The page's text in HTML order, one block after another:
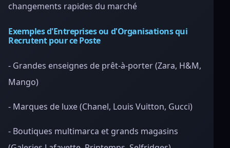
changements rapides du marché
Exemples d'Entreprises ou d'Organisations qui
Recrutent pour ce Poste
- Grandes enseignes de prêt-à-porter (Zara, H&M,
Mango)
- Marques de luxe (Chanel, Louis Vuitton, Gucci)
- Boutiques multimarca et grands magasins